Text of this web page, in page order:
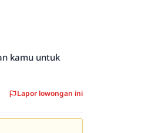
kamu untuk
Lapor lowongan ini